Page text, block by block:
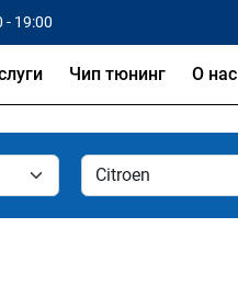
- 19:00
Чип тюнинг О нас